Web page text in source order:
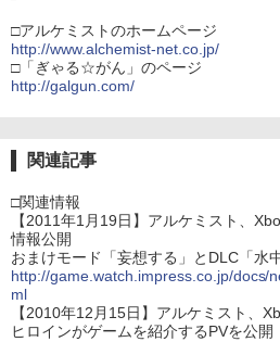
□アルケミストのホームページ
http://www.alchemist-net.co.jp/
□「ぎゃる☆がん」のページ
http://galgun.com/
関連記事
□関連情報
【2011年1月19日】アルケミスト、
情報公開
おまけモード「妄想する」とDLC「水
http://game.watch.impress.co.jp/docs/
ml
【2010年12月15日】アルケミスト、
ヒロインがゲームを紹介するPVを公開